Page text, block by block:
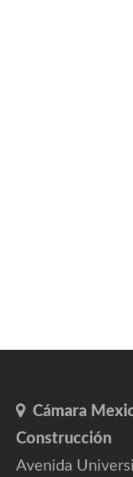
Cámara
Construcción
Avenida